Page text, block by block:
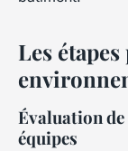
Les
Évaluation
équipes